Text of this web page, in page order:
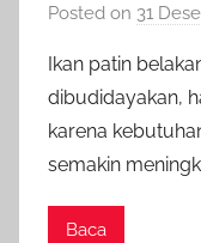
Posted on 31
Ikan patin
dibudidayakan,
karena
semakin
Baca